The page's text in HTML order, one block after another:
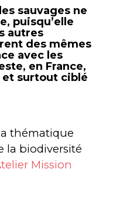
sauvages ne
puisqu’elle
autres
des mêmes
avec les
en France,
et surtout ciblé
thématique
la biodiversité
Mission